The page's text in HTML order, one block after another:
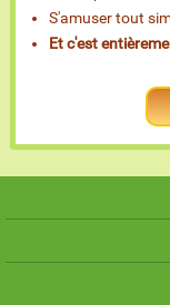
S'amuser tout
Et c'est